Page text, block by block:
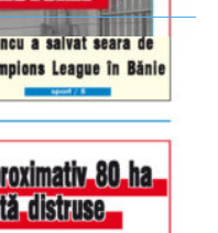
9.00 - 17.00
9.00 - 12.00